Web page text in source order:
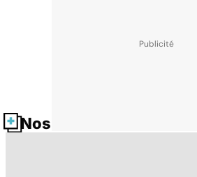
Nos fiches santé